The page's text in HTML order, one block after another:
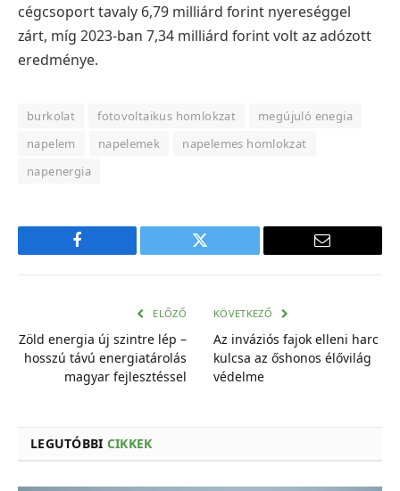
cégcsoport tavaly 6,79 milliárd forint nyereséggel
zárt, míg 2023-ban 7,34 milliárd forint volt az adózott
eredménye.
burkolat fotovoltaikus homlokzat
megújuló enegia
napelem
napelemek
napelemes homlokzat
napenergia
Facebook Twitter
E-
ELŐZŐ
Zöld energia új szintre lép –
hosszú távú energiatárolás
magyar fejlesztéssel
KÖVETKEZŐ
Az inváziós fajok elleni harc
kulcsa az őshonos élővilág
védelme
LEGUTÓBBI CIKKEK